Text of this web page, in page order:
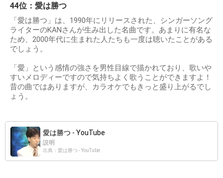
44位：愛は勝つ
「愛は勝つ」は、1990年にリリースされた、シンガーソング
ライターのKANさんが生み出した名曲です。あまりに有名な
ため、2000年代に生まれた人たちも一度は聴いたことがある
でしょう。
「愛」という感情の強さを男性目線で描かれており、歌いや
すいメロディーですので気持ちよく歌うことができますよ！
昔の曲ではありますが、カラオケでもきっと盛り上がるでし
ょう。
愛は勝つ - YouTube
説明
出典：愛は勝つ - YouTube